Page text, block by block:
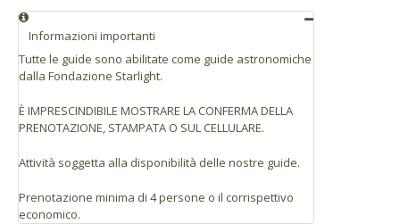
Informazioni importanti
Tutte le guide sono abilitate come guide astronomiche
dalla Fondazione Starlight.
È IMPRESCINDIBILE MOSTRARE LA CONFERMA DELLA
PRENOTAZIONE, STAMPATA O SUL CELLULARE.
Attività soggetta alla disponibilità delle nostre guide.
Prenotazione minima di 4 persone o il corrispettivo
economico.